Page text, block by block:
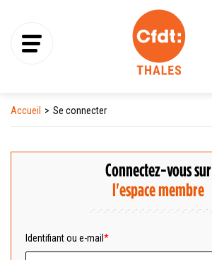
Accueil Se connecter
Connectez-vous sur
l'espace membre
Identifiant ou e-mail